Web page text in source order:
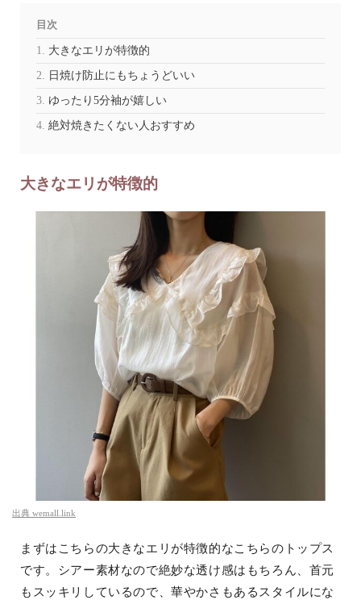
目次
大きなエリが特徴的
日焼け防止にもちょうどいい
ゆったり5分袖が嬉しい
絶対焼きたくない人おすすめ
大きなエリが特徴的
出典 wemall.link
まずはこちらの大きなエリが特徴的なこちらのトップス
です。シアー素材なので絶妙な透け感はもちろん、首元
もスッキリしているので、華やかさもあるスタイルにな